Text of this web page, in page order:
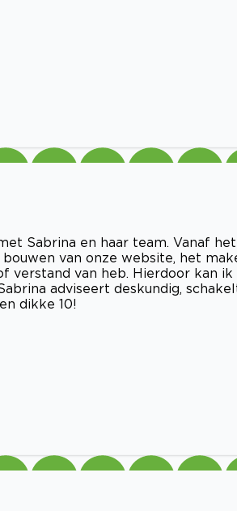
Sabrina en haar team. Vanaf het
van onze website, het
verstand van heb. Hierdoor kan ik
adviseert deskundig,
dikke 10!